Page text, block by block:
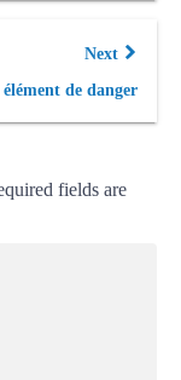
Next
de danger
fields are